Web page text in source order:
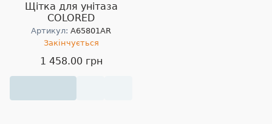
Щітка для унітаза
COLORED
Артикул: A65801AR
Закінчується
1 458.00 грн